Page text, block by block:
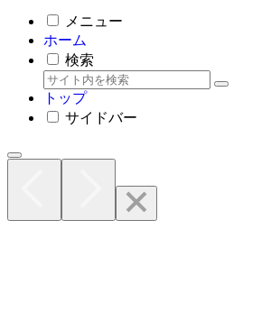
メニュー
ホーム
検索
トップ
サイドバー